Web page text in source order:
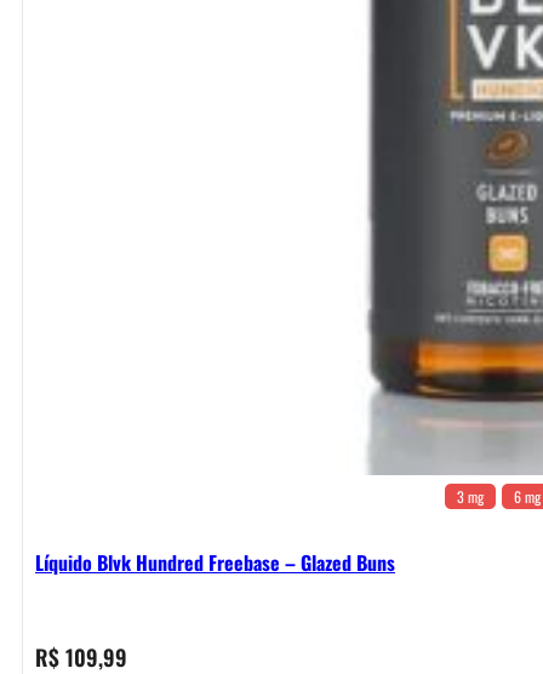
3 mg 6 mg
Líquido Blvk Hundred Freebase – Glazed Buns
R$109,99